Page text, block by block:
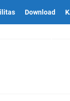
Download
Lewat Beragam